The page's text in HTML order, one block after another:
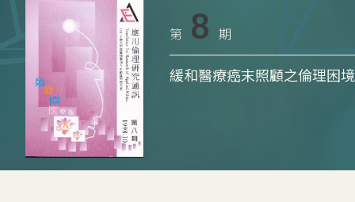
第 8 期
緩和醫療癌末照顧之倫理困境